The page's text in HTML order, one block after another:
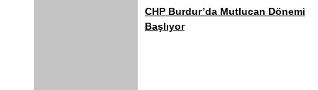
CHP Burdur’da Mutlucan Dönemi
Başlıyor